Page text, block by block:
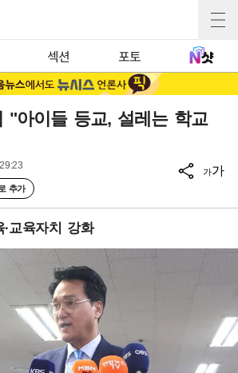
섹션 포토
"아이들 등교, 설레는 학교
추가
가가
교육자치 강화